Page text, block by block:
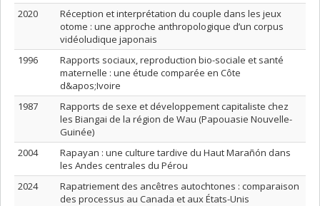
2020
Réception et interprétation du couple dans les jeux
otome : une approche anthropologique d’un corpus
vidéoludique japonais
1996
Rapports sociaux, reproduction bio-sociale et santé
maternelle : une étude comparée en Côte
d&apos;Ivoire
1987
Rapports de sexe et développement capitaliste chez
les Biangai de la région de Wau (Papouasie Nouvelle-
Guinée)
2004
Rapayan : une culture tardive du Haut Marañón dans
les Andes centrales du Pérou
2024
Rapatriement des ancêtres autochtones : comparaison
des processus au Canada et aux États-Unis